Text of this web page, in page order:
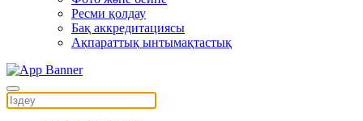
Ресми қолдау
Бақ аккредитациясы
Ақпараттық ынтымақтастық